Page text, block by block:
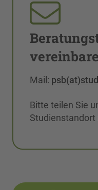
Mail:
Bitte teilen Sie
Studienstandort